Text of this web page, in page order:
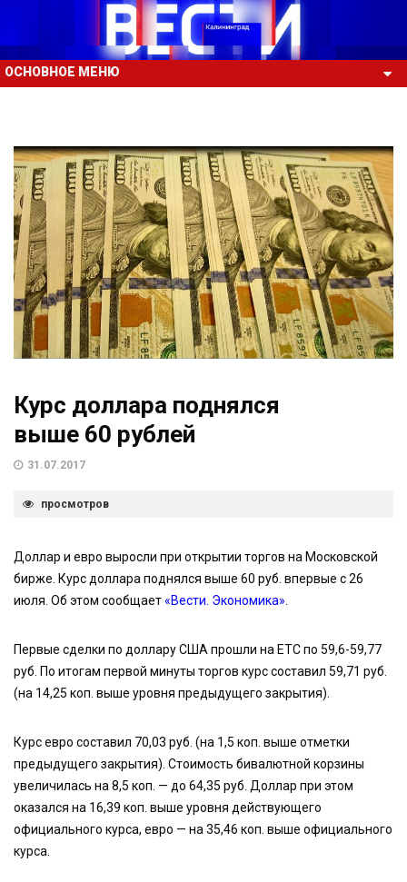
ОСНОВНОЕ МЕНЮ
Курс доллара поднялся
выше 60 рублей
31.07.2017
просмотров
Доллар и евро выросли при открытии торгов на Московской
бирже. Курс доллара поднялся выше 60 руб. впервые с 26
июля. Об этом сообщает«Вести. Экономика».
Первые сделки по доллару США прошли на ЕТС по 59,6-59,77
руб. По итогам первой минуты торгов курс составил 59,71 руб.
(на 14,25 коп. выше уровня предыдущего закрытия).
Курс евро составил 70,03 руб. (на 1,5 коп. выше отметки
предыдущего закрытия). Стоимость бивалютной корзины
увеличилась на 8,5 коп. — до 64,35 руб. Доллар при этом
оказался на 16,39 коп. выше уровня действующего
официального курса, евро — на 35,46 коп. выше официального
курса.